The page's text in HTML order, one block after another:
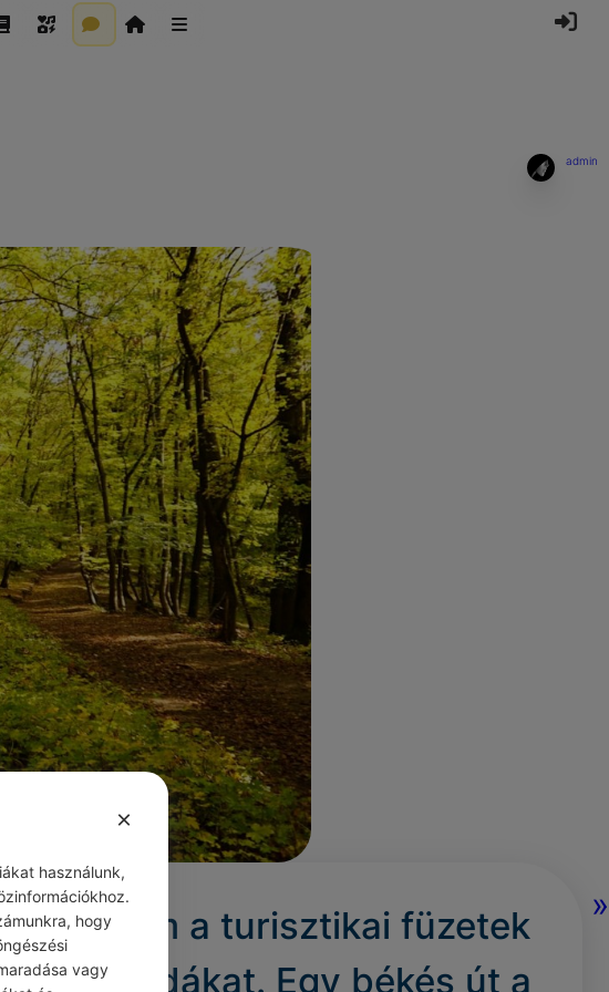
»
admin
nem a turisztikai füzetek
csodákat. Egy békés út a
×
használunk,
hogy
vagy